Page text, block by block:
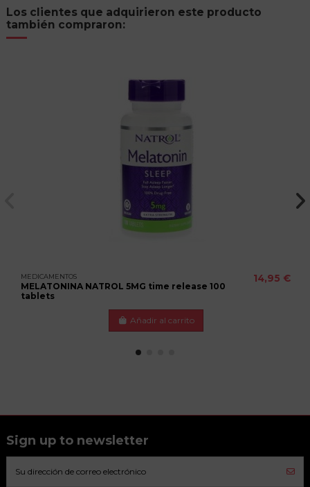
Los clientes que adquirieron este producto
también compraron:
MEDICAMENTOS
MELATONINA NATROL 5MG time release 100
tablets
14,95 €
Añadir al carrito
Sign up to newsletter